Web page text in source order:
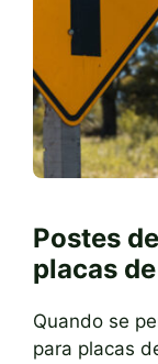
Postes
placas
Quando se
para placas